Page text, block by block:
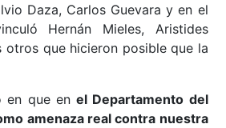
Daza, Carlos Guevara y en el
Hernán Mieles, Aristides
otros que hicieron posible que la
en que enel Departamento del
amenaza real contra nuestra